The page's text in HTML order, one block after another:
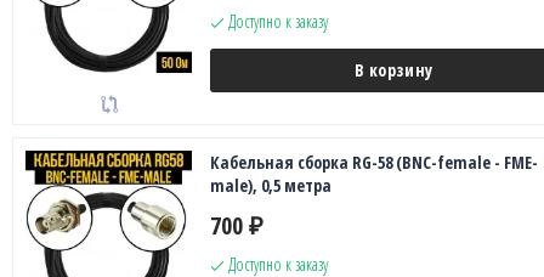
Доступно к заказу
В корзину
Кабельная сборка RG-58 (BNC-female - FME-
male), 0,5 метра
700 ₽
Доступно к заказу